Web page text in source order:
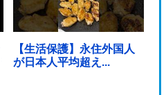
【生活保護】永住外国人
が日本人平均超え...